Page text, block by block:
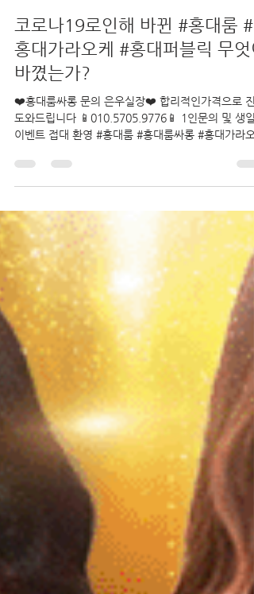
우 은
2022년 1월 7일
1분 분량
코로나19로인해 바뀐 #홍대룸 #
홍대가라오케 #홍대퍼블릭 무엇
바꼈는가?
❤️홍대룸싸롱 문의 은우실장❤️ 합리적인가격으로 진
이벤트 접대 환영 #홍대룸 #홍대룸싸롱 #홍대가라오케
#홍대노래방 #홍대퍼블릭 #신촌룸 #신촌룸싸롱 #신